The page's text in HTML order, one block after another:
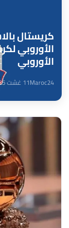
كريستال
الأوروبي
الأوروبي
Maroc2411 غشت 2025